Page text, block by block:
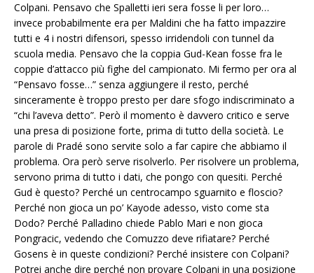
Colpani. Pensavo che Spalletti ieri sera fosse li per loro…
invece probabilmente era per Maldini che ha fatto impazzire
tutti e 4 i nostri difensori, spesso irridendoli con tunnel da
scuola media. Pensavo che la coppia Gud-Kean fosse fra le
coppie d’attacco più fighe del campionato. Mi fermo per ora al
“Pensavo fosse…” senza aggiungere il resto, perché
sinceramente è troppo presto per dare sfogo indiscriminato a
“chi l’aveva detto”. Però il momento è davvero critico e serve
una presa di posizione forte, prima di tutto della società. Le
parole di Pradé sono servite solo a far capire che abbiamo il
problema. Ora però serve risolverlo. Per risolvere un problema,
servono prima di tutto i dati, che pongo con quesiti. Perché
Gud è questo? Perché un centrocampo sguarnito e floscio?
Perché non gioca un po’ Kayode adesso, visto come sta
Dodo? Perché Palladino chiede Pablo Mari e non gioca
Pongracic, vedendo che Comuzzo deve rifiatare? Perché
Gosens è in queste condizioni? Perché insistere con Colpani?
Potrei anche dire perché non provare Colpani in una posizione